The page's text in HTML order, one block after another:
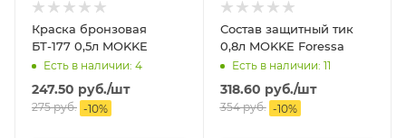
Краска бронзовая
БТ-177 0,5л MOKKE
Есть в наличии: 4
247.50 руб./шт
275руб. -10%
Состав защитный тик
0,8л MOKKE Foressa
Есть в наличии: 11
318.60 руб./шт
354руб. -10%